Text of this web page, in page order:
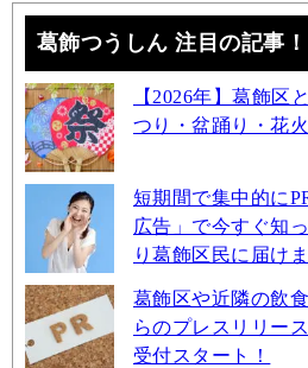
葛飾つうしん 注目の記事！
【2026年】葛飾区
つり・盆踊り・花
短期間で集中的に
広告」で今すぐ知
り葛飾区民に届け
葛飾区や近隣の飲
らのプレスリリー
受付スタート！